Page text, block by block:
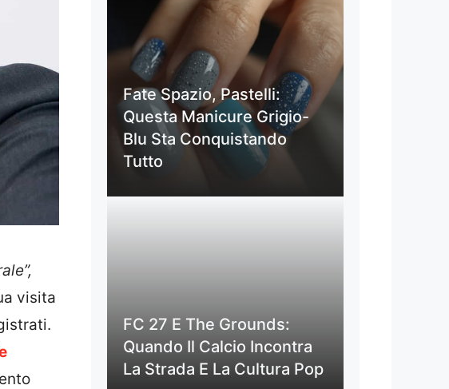
visita
Fate Spazio, Pastelli:
Questa Manicure Grigio-
Blu Sta Conquistando
Tutto
FC 27 E The Grounds:
Quando Il Calcio Incontra
La Strada E La Cultura Pop